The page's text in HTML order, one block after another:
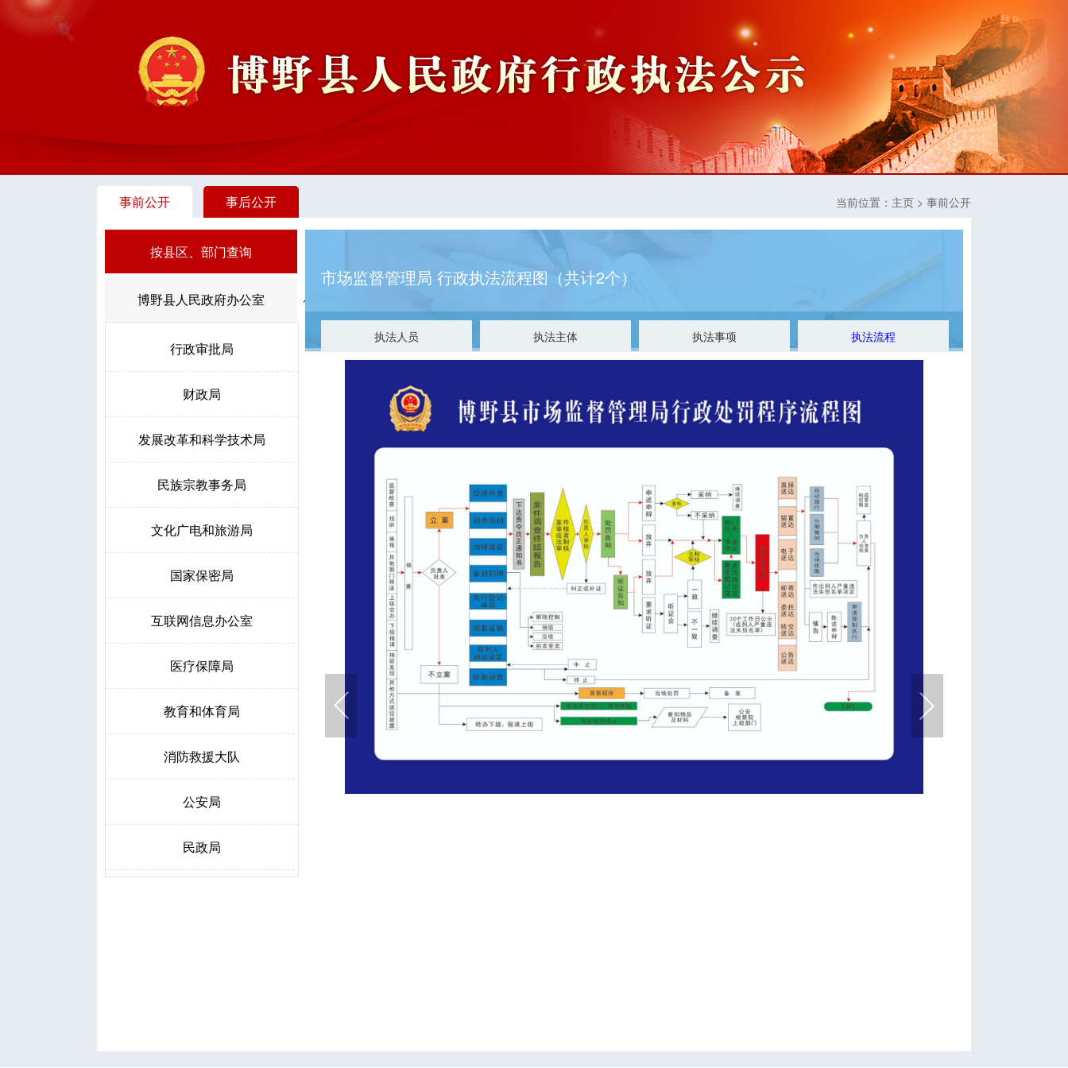
事前公开 事后公开 当前位置： 主页 > 事前公开
按县区、部门查询
博野县人民政府办公室
行政审批局
财政局
发展改革和科学技术局
民族宗教事务局
文化广电和旅游局
国家保密局
互联网信息办公室
医疗保障局
教育和体育局
消防救援大队
公安局
民政局
市场监督管理局 行政执法流程图（共计2个）
执法人员 执法主体 执法事项 执法流程